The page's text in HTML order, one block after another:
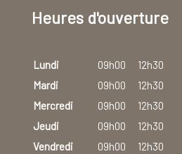
Heures d'ouverture
Lundi 09h00 12h30
Mardi
09h00 12h30
Mercredi
09h00 12h30
Jeudi
09h00 12h30
Vendredi
09h00 12h30